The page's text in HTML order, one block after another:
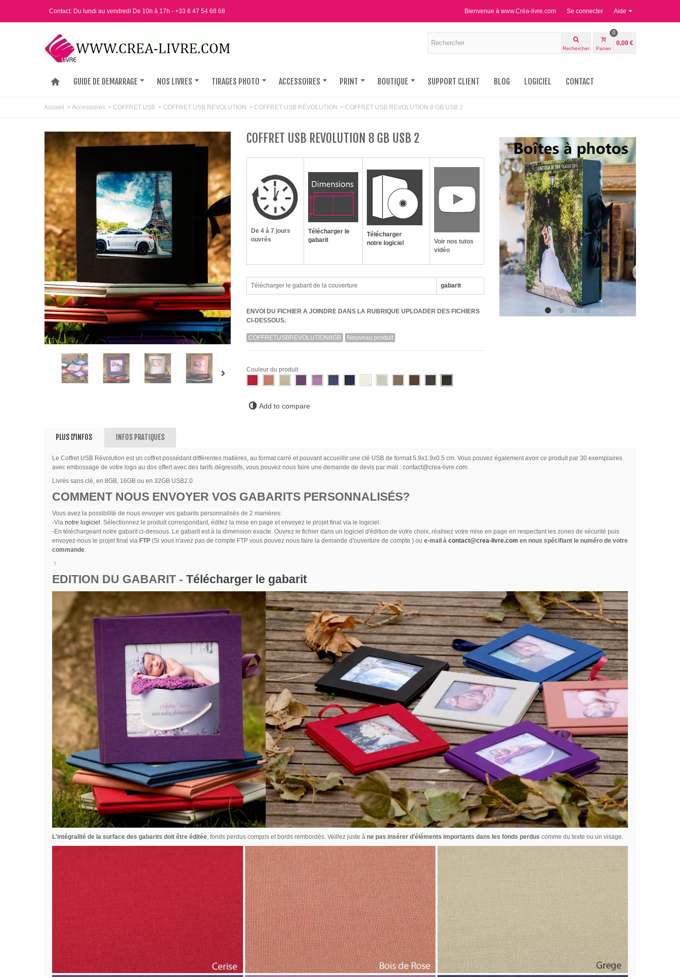
Aide
Contact: Du lundi au vendredi De 10h à 17h - +33 6 47 54 68 68 Bienvenue à www.Créa-livre.com Se connecter
Rechercher Panier
0
0,00 €
GUIDE DE DEMARRAGE NOS LIVRES TIRAGES PHOTO ACCESSOIRES PRINT BOUTIQUE SUPPORT CLIENT BLOG LOGICIEL CONTACT
Accueil > Accessoires > COFFRET USB > COFFRET USB REVOLUTION > COFFRET USB RÉVOLUTION > COFFRET USB REVOLUTION 8 GB USB 2
COFFRET USB REVOLUTION 8 GB USB 2
De 4 à 7 jours
ouvrés
Télécharger le
gabarit
Télécharger
notre logiciel
Voir nos tutos
vidéo
Télécharger le gabarit de la couverture gabarit
ENVOI DU FICHIER A JOINDRE DANS LA RUBRIQUE UPLOADER DES FICHIERS
CI-DESSOUS.
COFFRETUSBREVOLUTION8GB Nouveau produit
Couleur du produit
Add to compare
PLUS D'INFOS INFOS PRATIQUES
Le Coffret USB Révolution est un coffret possédant différentes matières, au format carré et pouvant accueillir une clé USB de format5.9x1.9x0.5 cm. Vous pouvez également avoir ce produit par 30 exemplaires
avec embossage de votre logo au dos offert avec des tarifs dégressifs, vous pouvez nous faire une demande de devis par mail : contact@crea-livre.com
Livrés sans clé, en 8GB, 16GB ou en 32GB USB2.0
COMMENT NOUS ENVOYER VOS GABARITS PERSONNALISÉS?
Vous avez la possibilité de nous envoyer vos gabarits personnalisés de 2 manières:
-Vianotre logiciel . Sélectionnez le produit correspondant, éditez la mise en page et envoyez le projet final via le logiciel.
-En téléchargeant notre gabarit ci-dessous. Le gabarit est à la dimension exacte. Ouvrez le fichier dans un logiciel d'édition de votre choix, réalisez votre mise en page en respectant les zones de sécurité puis
envoyez-nous le projet final via FTP(Si vous n'avez pas de compte FTP vous pouvez nous faire la demande d'ouverture de compte ) ou e-mail à contact@crea-livre.com en nous spécifiant le numéro de votre
commande.
EDITION DU GABARIT - Télécharger le gabarit
L'intégralité de la surface des gabarits doit être éditée, fonds perdus compris et bords rembordés. Veillez juste à ne pas insérer d'éléments importants dans les fonds perdus comme du texte ou un visage.